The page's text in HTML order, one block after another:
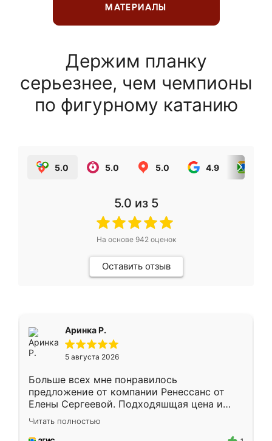
МАТЕРИАЛЫ
Держим планку
серьезнее, чем чемпионы
по фигурному катанию
5.0 5.0 5.0 4.9
5.0 из 5
На основе 942оценок
Оставить отзыв
Аринка Р.
5 августа 2026
Больше всех мне понравилось
предложение от компании Ренессанс от
Елены Сергеевой. Подходяшщая цена и
короткие сроки изготовления. Приехавший
для замера сотрудник Владислав
Читать полностью